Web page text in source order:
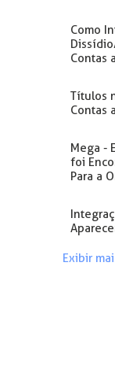
Como
Contas
Títulos
Contas
Mega -
foi
Para a
Exibir